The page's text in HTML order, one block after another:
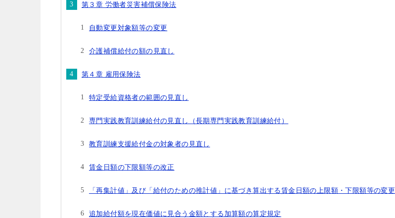
第３章 労働者災害補償保険法
自動変更対象額等の変更
介護補償給付の額の見直し
第４章 雇用保険法
特定受給資格者の範囲の見直し
専門実践教育訓練給付の見直し（長期専門実践教育訓練給付）
教育訓練支援給付金の対象者の見直し
賃金日額の下限額等の改正
「再集計値」及び「給付のための推計値」に基づき算出する賃金日額の上限額・下限額等の変更
追加給付額を現在価値に見合う金額とする加算額の算定規定